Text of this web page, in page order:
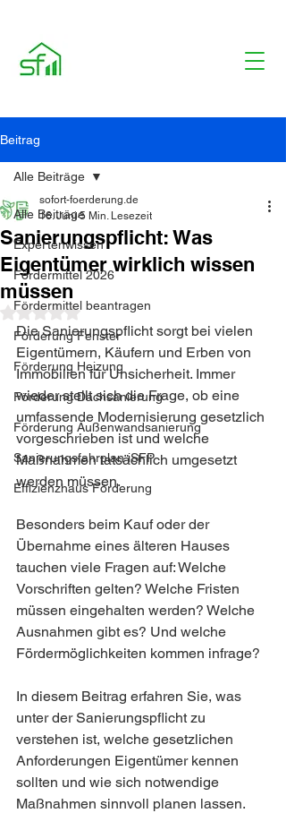
Beitrag
Alle Beiträge
Expertenwissen
Fördermittel 2026
Fördermittel beantragen
Förderung Fenster
Förderung Heizung
Förderung Dachsanierung
Förderung Außenwandsanierung
Sanierungsfahrplan iSFP
Effizienzhaus Förderung
Alle Beiträge
Sanierungspflicht: Was
Eigentümer wirklich wissen
müssen
sofort-foerderung.de
16. Juni 5 Min. Lesezeit
Mit NaN von 5 Sternen bewertet.
Die Sanierungspflicht sorgt bei vielen
Eigentümern, Käufern und Erben von
Immobilien für Unsicherheit. Immer
wieder stellt sich die Frage, ob eine
umfassende Modernisierung gesetzlich
vorgeschrieben ist und welche
Maßnahmen tatsächlich umgesetzt
werden müssen.
Besonders beim Kauf oder der
Übernahme eines älteren Hauses
tauchen viele Fragen auf: Welche
Vorschriften gelten? Welche Fristen
müssen eingehalten werden? Welche
Ausnahmen gibt es? Und welche
Fördermöglichkeiten kommen infrage?
In diesem Beitrag erfahren Sie, was
unter der Sanierungspflicht zu
verstehen ist, welche gesetzlichen
Anforderungen Eigentümer kennen
sollten und wie sich notwendige
Maßnahmen sinnvoll planen lassen.